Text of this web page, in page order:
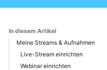
In diesem Artikel
Meine Streams & Aufnahmen
Live-Stream einrichten
Webinar einrichten